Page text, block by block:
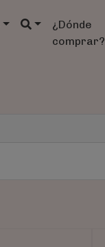
¿Dónde
comprar?